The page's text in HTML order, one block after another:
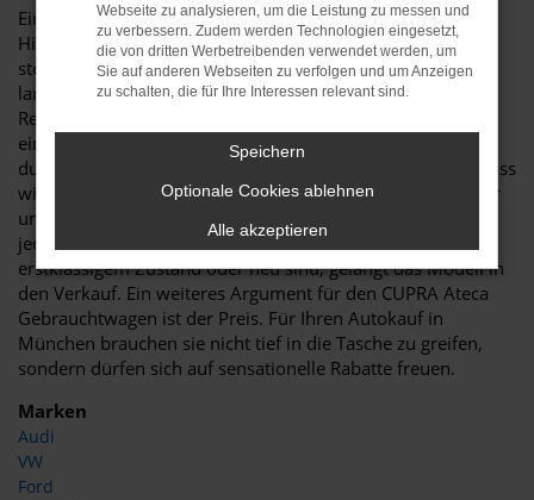
Ein CUPRA Ateca Gebrauchtwagen ist gleich in mehrerlei
Hinsicht die perfekte Wahl für München. An erster Stelle
steht die Qualität: der CUPRA Ateca gilt als besonders
langlebig und zeigt sich nur wenig anfällig für Pannen. Zu
Reparaturen kommt es nur selten und so erwerben Sie mit
einem CUPRA Ateca Gebrauchtwagen für München ein
durch und durch zuverlässiges Fahrzeug. Hinzu kommt, dass
wir bei Auto Niedermayer jedes gebrauchte Fahrzeug einer
umfangreichen Kontrolle unterziehen. Nur, wenn wirklich
jedes Details stimmt und auch die Verschleißteile in
erstklassigem Zustand oder neu sind, gelangt das Modell in
den Verkauf. Ein weiteres Argument für den CUPRA Ateca
Gebrauchtwagen ist der Preis. Für Ihren Autokauf in
München brauchen sie nicht tief in die Tasche zu greifen,
sondern dürfen sich auf sensationelle Rabatte freuen.
Marken
Audi
VW
Ford
Webseite zu analysieren, um die Leistung zu messen und
zu verbessern. Zudem werden Technologien eingesetzt,
die von dritten Werbetreibenden verwendet werden, um
Sie auf anderen Webseiten zu verfolgen und um Anzeigen
zu schalten, die für Ihre Interessen relevant sind.
Speichern
Optionale Cookies ablehnen
Alle akzeptieren